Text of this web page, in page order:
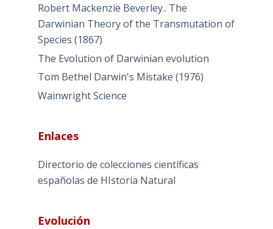
Robert Mackenzie Beverley.. The
Darwinian Theory of the Transmutation of
Species (1867)
The Evolution of Darwinian evolution
Tom Bethel Darwin's Mistake (1976)
Wainwright Science
Enlaces
Directorio de colecciones científicas
españolas de HIstoria Natural
Evolución